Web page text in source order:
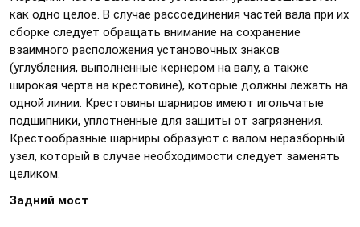
как одно целое. В случае рассоединения частей вала при их
сборке следует обращать внимание на сохранение
взаимного расположения установочных знаков
(углубления, выполненные кернером на валу, а также
широкая черта на крестовине), которые должны лежать на
одной линии. Крестовины шарниров имеют игольчатые
подшипники, уплотненные для защиты от загрязнения.
Крестообразные шарниры образуют с валом неразборный
узел, который в случае необходимости следует заменять
целиком.
Задний мост